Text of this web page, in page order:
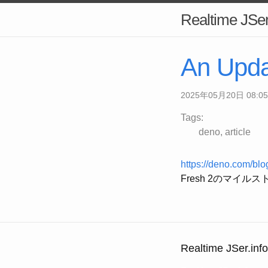
Realtime
An
2025年05月20日 08:05
Tags:
deno article
https://deno.com/
Fresh 2のマイルス
Realtime JSer.info